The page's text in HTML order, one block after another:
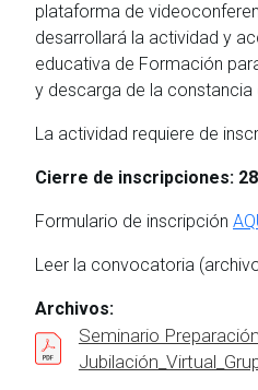
plataforma de
desarrollará la actividad y
educativa de Formación
y descarga de la
La actividad requiere de
Cierre de inscripciones:
Formulario de inscripción
Leer la convocatoria
Archivos:
Seminario